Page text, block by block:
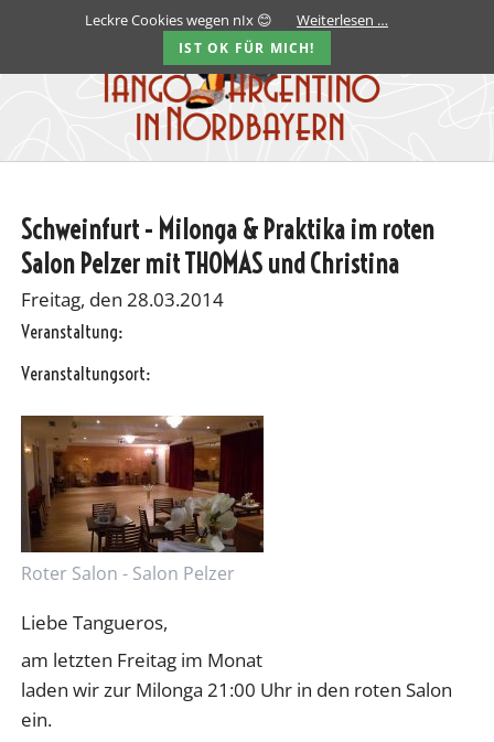
Schweinfurt - Milonga & Praktika im roten
Salon Pelzer mit THOMAS und Christina
Freitag, den 28.03.2014
Veranstaltung:
Veranstaltungsort:
Roter Salon - Salon Pelzer
Liebe Tangueros,
am letzten Freitag im Monat
laden wir zur Milonga 21:00 Uhr in den roten Salon
ein.
Leckre Cookies wegen nIx 😊 Weiterlesen …
IST OK FÜR MICH!